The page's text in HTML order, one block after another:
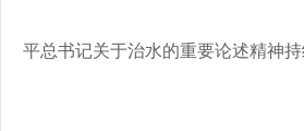
平总书记关于治水的重要论述精神持